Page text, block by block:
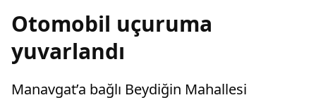
Otomobil uçuruma
yuvarlandı
Manavgat’a bağlı Beydiğin Mahallesi